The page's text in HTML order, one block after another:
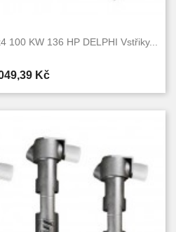
100 KW 136 HP DELPHI Vstřiky...
Kč